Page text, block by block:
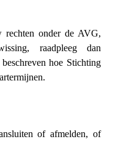
onder de AVG,
raadpleeg dan
hoe Stichting
of afmelden, of